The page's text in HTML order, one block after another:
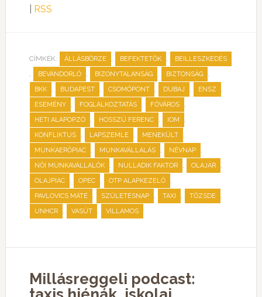
RSS
CÍMKÉK: ÁLLÁSBÖRZE , BEFEKTETŐK , BEILLESZKEDÉS
, BEVÁNDORLÓ , BIZONYTALANSÁG , BIZTONSÁG ,
BKK , BUDAPEST , CSOMÓPONT , DUBAJ , ENSZ ,
ESEMÉNY , FOGLALKOZTATÁS , FŐVÁROS ,
HETI ALAPOPZÓ , HOSSZÚ FERENC , IOM ,
KONFLIKTUS , LAPSZEMLE , MENEKÜLT ,
MUNKAERŐPIAC , MUNKAVÁLLALÁS , NÉVNAP ,
NŐI MUNKAVÁLLALÓK , NULLADIK FAKTOR , OLAJÁR ,
OLAJPIAC , OPEC , OTP ALAPKEZELŐ ,
PAVLOVICS MÁTÉ , SZÜLETÉSNAP , TAXI , TŐZSDE ,
UNHCR , VASÚT , VILLAMOS
Millásreggeli podcast: